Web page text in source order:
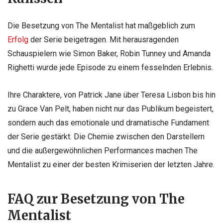
Die Besetzung von The Mentalist hat maßgeblich zum
Erfolg der Serie beigetragen. Mit herausragenden
Schauspielern wie Simon Baker, Robin Tunney und Amanda
Righetti wurde jede Episode zu einem fesselnden Erlebnis.
Ihre Charaktere, von Patrick Jane über Teresa Lisbon bis hin
zu Grace Van Pelt, haben nicht nur das Publikum begeistert,
sondern auch das emotionale und dramatische Fundament
der Serie gestärkt. Die Chemie zwischen den Darstellern
und die außergewöhnlichen Performances machen The
Mentalist zu einer der besten Krimiserien der letzten Jahre.
FAQ zur Besetzung von The
Mentalist